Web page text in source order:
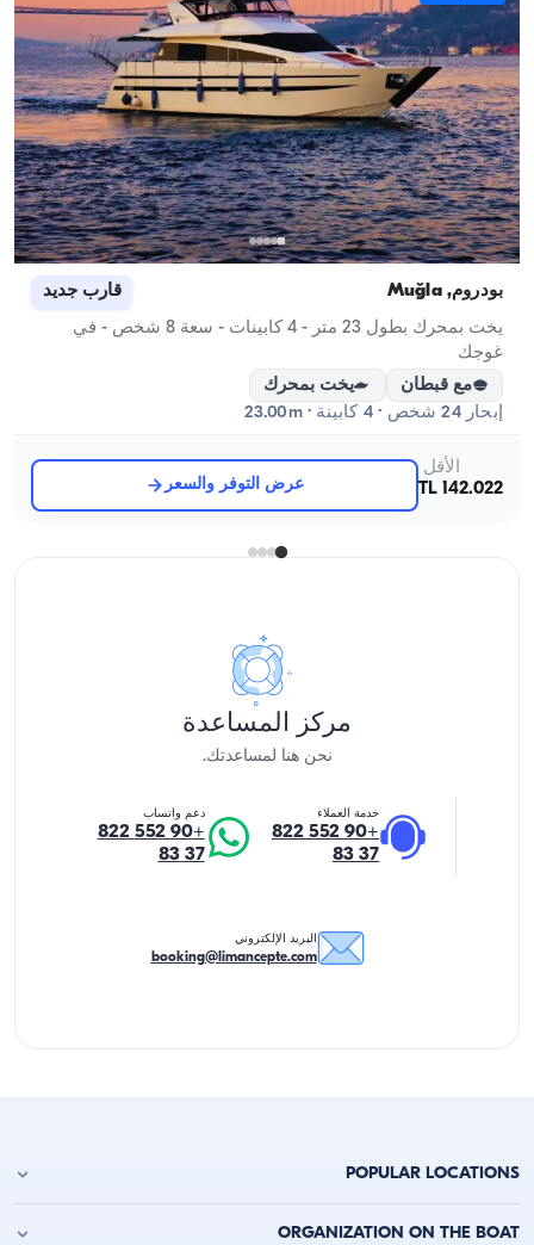
بودروم, Muğla قارب جديد
يخت بمحرك بطول 23 متر - 4 كابينات - سعة 8 شخص - في
غوجك
مع قبطان
يخت بمحرك
إبحار 24 شخص · 4 كابينة · 23.00m
الأقل
142.022 TL
عرض التوفر والسعر
مركز المساعدة
نحن هنا لمساعدتك.
خدمة العملاء
+90 552 822
37 83
دعم واتساب
+90 552 822
37 83
البريد الإلكتروني
booking@limancepte.com
POPULAR LOCATIONS
استئجار يخت في أنطاليا
ORGANIZATION ON THE BOAT